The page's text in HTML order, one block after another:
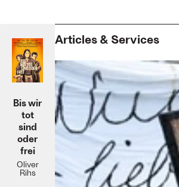
Bis wir
tot
sind
oder
frei
Oliver
Rihs
Articles & Services